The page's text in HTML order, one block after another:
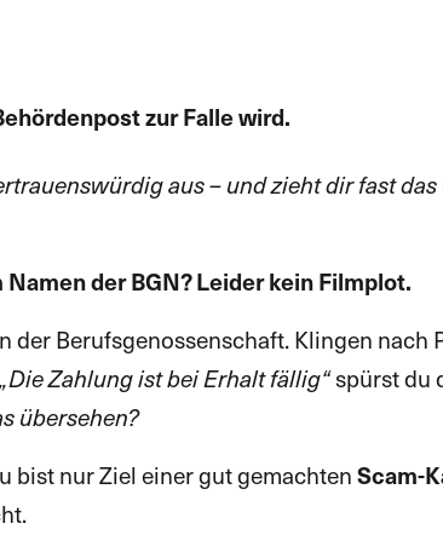
zur Falle wird.
aus – und zieht dir fast
der BGN? Leider kein Filmplot.
der Berufsgenossenschaft. Klingen
„Die Zahlung ist bei Erhalt fällig“spürst du
übersehen?
bist nur Ziel einer gut gemachtenScam-